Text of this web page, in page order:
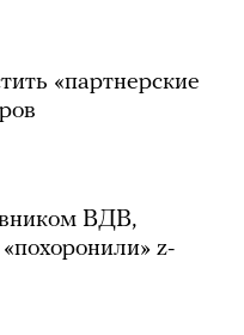
«партнерские
ВДВ,
z-